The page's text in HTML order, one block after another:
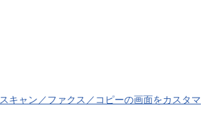
スキャン／ファクス／コピーの画面をカスタマ